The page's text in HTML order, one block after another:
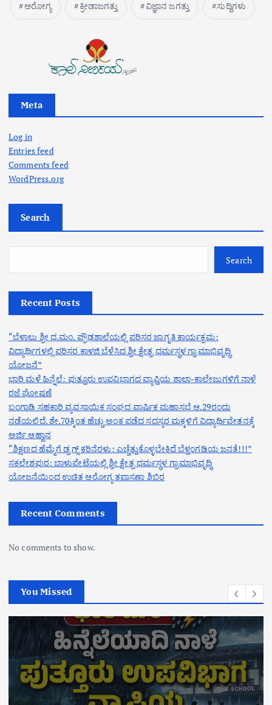
ಆರೋಗ್ಯ ಕ್ರೀಡಾಜಗತ್ತು ವಿಜ್ಞಾನ ಜಗತ್ತು ಸುದ್ದಿಗಳು
Meta
Log in
Entries feed
Comments feed
WordPress.org
Search
Search
Recent Posts
“ಬೆಳಾಲು ಶ್ರೀ ಧ.ಮಂ. ಪ್ರೌಢಶಾಲೆಯಲ್ಲಿ ಪರಿಸರ ಜಾಗೃತಿ ಕಾರ್ಯಕ್ರಮ:
ವಿದ್ಯಾರ್ಥಿಗಳಲ್ಲಿ ಪರಿಸರ ಕಾಳಜಿ ಬೆಳೆಸಿದ ಶ್ರೀ ಕ್ಷೇತ್ರ ಧರ್ಮಸ್ಥಳ ಗ್ರಾಮಾಭಿವೃದ್ಧಿ
ಯೋಜನೆ”
ಭಾರಿ ಮಳೆ ಹಿನ್ನೆಲೆ: ಪುತ್ತೂರು ಉಪವಿಭಾಗದ ವ್ಯಾಪ್ತಿಯ ಶಾಲಾ-ಕಾಲೇಜುಗಳಿಗೆ ನಾಳೆ
ರಜೆ ಘೋಷಣೆ
ಬಂಗಾಡಿ ಸಹಕಾರಿ ವ್ಯವಸಾಯಿಕ ಸಂಘದ ವಾರ್ಷಿಕ ಮಹಾಸಭೆ ಆ.29ರಂದು
ನಡೆಯಲಿದೆ. ಶೇ.70ಕ್ಕಿಂತ ಹೆಚ್ಚು ಅಂಕ ಪಡೆದ ಸದಸ್ಯರ ಮಕ್ಕಳಿಗೆ ವಿದ್ಯಾರ್ಥಿವೇತನಕ್ಕೆ
ಅರ್ಜಿ ಆಹ್ವಾನ
“ಶಿಕ್ಷಣದ ಹೆಮ್ಮೆಗೆ ಡ್ರಗ್ಸ್ ಕರಿನೆರಳು: ಎಚ್ಚೆತ್ತುಕೊಳ್ಳಬೇಕಿದೆ ಬೆಳ್ತಂಗಡಿಯ ಜನತೆ!!!”
ಸಕಲೇಶಪುರ: ಬಾಳುಪೇಟೆಯಲ್ಲಿ ಶ್ರೀ ಕ್ಷೇತ್ರ ಧರ್ಮಸ್ಥಳ ಗ್ರಾಮಾಭಿವೃದ್ಧಿ
ಯೋಜನೆಯಿಂದ ಉಚಿತ ಆರೋಗ್ಯ ತಪಾಸಣಾ ಶಿಬಿರ
Recent Comments
No comments to show.
You Missed
Main news ಸುದ್ದಿಗಳು